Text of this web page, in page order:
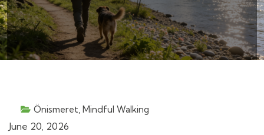
Önismeret, Mindful Walking
June 20, 2026